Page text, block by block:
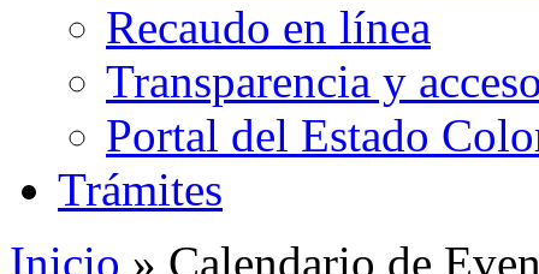
Recaudo en línea
Transparencia y
Portal del Estado
Trámites
Inicio » Calendario de